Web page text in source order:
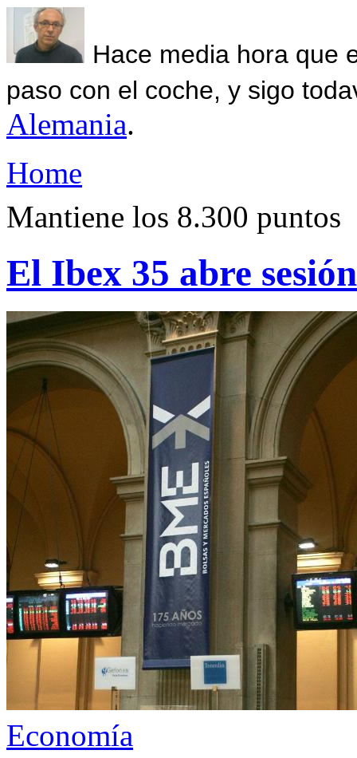
Hace media hora que
paso con el coche, y sigo
Alemania.
Home
Mantiene los 8.300 puntos
El Ibex 35 abre
Economía